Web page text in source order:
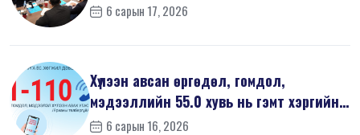
6 сарын 17, 2026
Хүлээн авсан өргөдөл, гомдол,
мэдээллийн 55.0 хувь нь гэмт хэргийн
шин...
6 сарын 16, 2026